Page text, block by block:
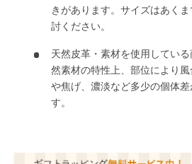
きがあります。サイズはあく
討ください。
天然皮革・素材を使用してい
然素材の特性上、部位により
や焦げ、濃淡など多少の個体
す。